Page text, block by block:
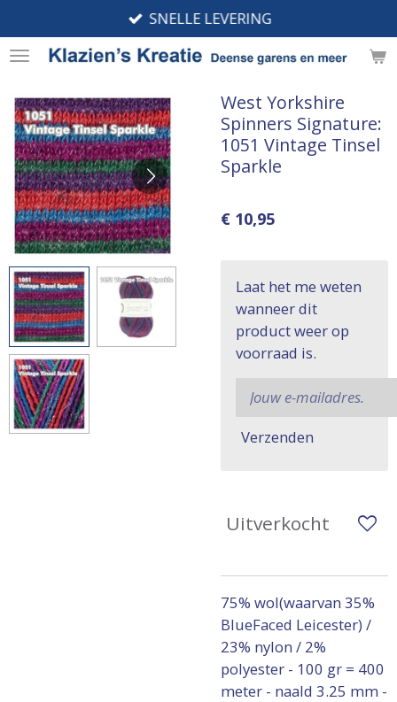
direct
naar
hoofdinhoud
SNELLE LEVERING
West Yorkshire
Spinners Signature:
1051 Vintage Tinsel
Sparkle
€ 10,95
Laat het me weten
wanneer dit
product weer op
voorraad is.
Verzenden
Uitverkocht
75% wol(waarvan 35%
BlueFaced Leicester) /
23% nylon / 2%
polyester - 100 gr = 400
meter - naald 3.25 mm -